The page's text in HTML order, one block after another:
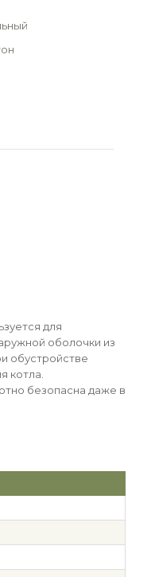
для
оболочки из
обустройстве
котла.
безопасна даже в